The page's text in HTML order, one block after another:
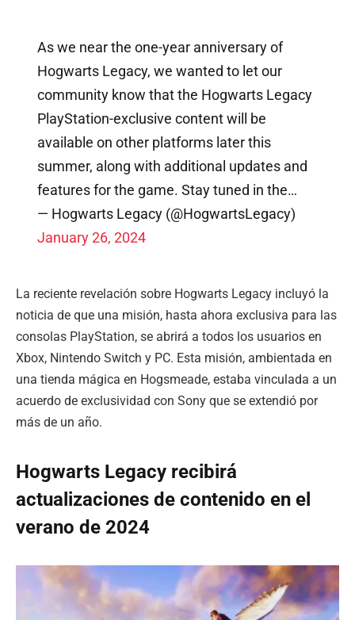
As we near the one-year anniversary of
Hogwarts Legacy, we wanted to let our
community know that the Hogwarts Legacy
PlayStation-exclusive content will be
available on other platforms later this
summer, along with additional updates and
features for the game. Stay tuned in the…
— Hogwarts Legacy (@HogwartsLegacy)
January 26, 2024
La reciente revelación sobre Hogwarts Legacy incluyó la
noticia de que una misión, hasta ahora exclusiva para las
consolas PlayStation, se abrirá a todos los usuarios en
Xbox, Nintendo Switch y PC. Esta misión, ambientada en
una tienda mágica en Hogsmeade, estaba vinculada a un
acuerdo de exclusividad con Sony que se extendió por
más de un año.
Hogwarts Legacy recibirá
actualizaciones de contenido en el
verano de 2024